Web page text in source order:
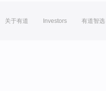
关于有道 Investors 有道智选